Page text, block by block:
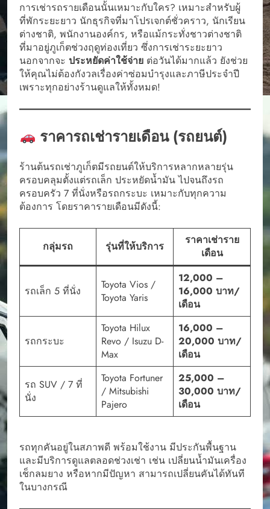
การเช่ารถรายเดือนนั้นเหมาะกับใคร? เหมาะสำหรับผู้
ที่พักระยะยาว นักธุรกิจที่มาโปรเจกต์ชั่วคราว, นักเรียน
ต่างชาติ, พนักงานองค์กร, หรือแม้กระทั่งชาวต่างชาติ
ที่มาอยู่ภูเก็ตช่วงฤดูท่องเที่ยว ซึ่งการเช่าระยะยาว
นอกจากจะ ประหยัดค่าใช้จ่าย ต่อวันได้มากแล้ว ยังช่วย
ให้คุณไม่ต้องกังวลเรื่องค่าซ่อมบำรุงและภาษีประจำปี
เพราะทุกอย่างร้านดูแลให้ทั้งหมด!
ราคารถเช่ารายเดือน (รถยนต์)
ร้านต้นรถเช่าภูเก็ตมีรถยนต์ให้บริการหลากหลายรุ่น
ครอบคลุมตั้งแต่รถเล็ก ประหยัดน้ำมัน ไปจนถึงรถ
ครอบครัว 7 ที่นั่งหรือรถกระบะ เหมาะกับทุกความ
ต้องการ โดยราคารายเดือนมีดังนี้:
กลุ่มรถ รุ่นที่ให้บริการ
ราคาเช่าราย
เดือน
รถเล็ก 5 ที่นั่ง
Toyota Vios /
Toyota Yaris
12,000 –
16,000 บาท/
เดือน
รถกระบะ
Toyota Hilux
Revo / Isuzu D-
Max
16,000 –
20,000 บาท/
เดือน
รถ SUV / 7 ที่
นั่ง
Toyota Fortuner
/ Mitsubishi
Pajero
25,000 –
30,000 บาท/
เดือน
รถทุกคันอยู่ในสภาพดี พร้อมใช้งาน มีประกันพื้นฐาน
และมีบริการดูแลตลอดช่วงเช่า เช่น เปลี่ยนน้ำมันเครื่อง
เช็กลมยาง หรือหากมีปัญหา สามารถเปลี่ยนคันได้ทันที
ในบางกรณี